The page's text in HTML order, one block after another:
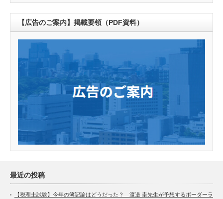
【広告のご案内】掲載要領（PDF資料）
最近の投稿
【税理士試験】今年の簿記論はどうだった？ 渡邉 圭先生が予想するボーダーラ